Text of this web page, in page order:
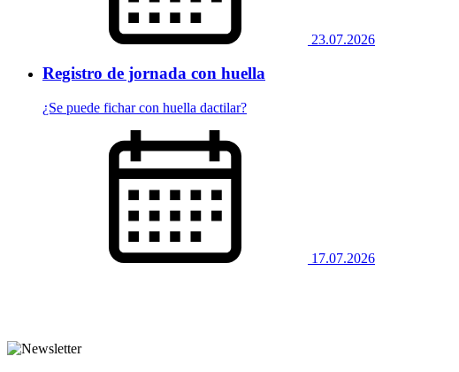
23.07.2026
Registro de jornada con huella
¿Se puede fichar con huella dactilar?
17.07.2026